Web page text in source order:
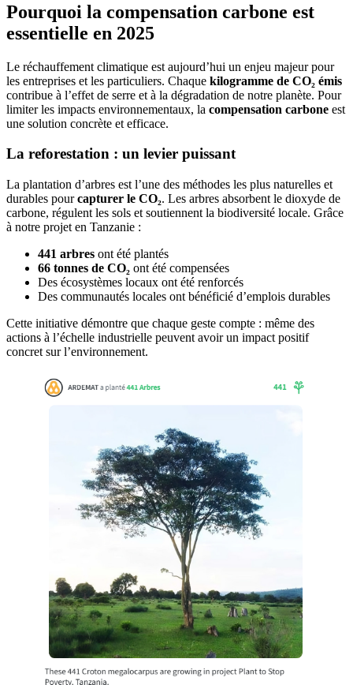
Pourquoi la compensation carbone est
essentielle en 2025
Le réchauffement climatique est aujourd’hui un enjeu majeur pour
les entreprises et les particuliers. Chaque kilogramme de CO₂ émis
contribue à l’effet de serre et à la dégradation de notre planète. Pour
limiter les impacts environnementaux, la compensation carbone est
une solution concrète et efficace.
La reforestation : un levier puissant
La plantation d’arbres est l’une des méthodes les plus naturelles et
durables pourcapturer le CO₂. Les arbres absorbent le dioxyde de
carbone, régulent les sols et soutiennent la biodiversité locale. Grâce
à notre projet en Tanzanie :
441 arbres ont été plantés
66 tonnes de CO₂ ont été compensées
Des écosystèmes locaux ont été renforcés
Des communautés locales ont bénéficié d’emplois durables
Cette initiative démontre que chaque geste compte : même des
actions à l’échelle industrielle peuvent avoir un impact positif
concret sur l’environnement.